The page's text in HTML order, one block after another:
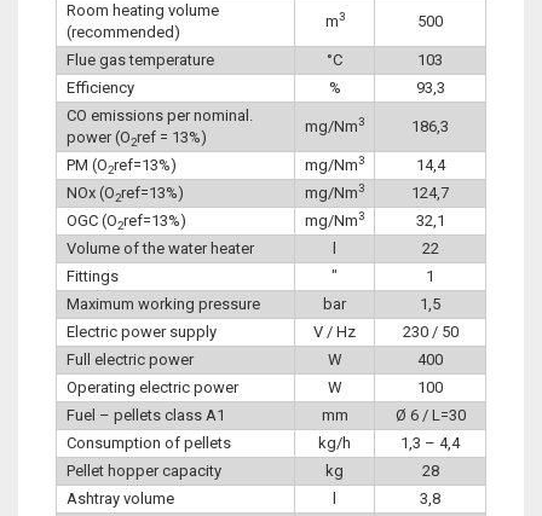
Room heating volume
(recommended)
m3 500
Flue gas temperature °C
103
Efficiency
%
93,3
CO emissions per nominal.
power (O2ref = 13%)
mg/Nm3 186,3
PM (O2ref=13%) mg/Nm3
14,4
NOx (O2ref=13%) mg/Nm3
124,7
OGC (O2ref=13%) mg/Nm3
32,1
Volume of the water heater
22
Fittings
″
1
Maximum working pressure
bar
1,5
Electric power supply
V / Hz
230 / 50
Full electric power
W
400
Operating electric power
W
100
Fuel – pellets class A1
mm
Ø 6 / L=30
Consumption of pellets
kg/h
1,3 – 4,4
Pellet hopper capacity
kg
28
Ashtray volume
3,8